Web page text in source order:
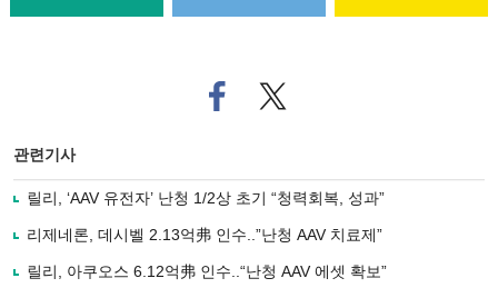
페
이
로
기
사
유
트위
터로
관련기사
릴리, ‘AAV 유전자’ 난청 1/2상 초기 “청력회복, 성과”
리제네론, 데시벨 2.13억弗 인수..”난청 AAV 치료제”
릴리, 아쿠오스 6.12억弗 인수..“난청 AAV 에셋 확보”